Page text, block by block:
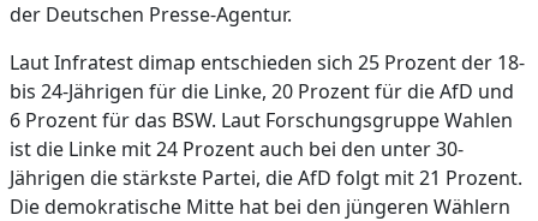
der Deutschen Presse-Agentur.
Laut Infratest dimap entschieden sich 25 Prozent der 18-
bis 24-Jährigen für die Linke, 20 Prozent für die AfD und
6 Prozent für das BSW. Laut Forschungsgruppe Wahlen
ist die Linke mit 24 Prozent auch bei den unter 30-
Jährigen die stärkste Partei, die AfD folgt mit 21 Prozent.
Die demokratische Mitte hat bei den jüngeren Wählern